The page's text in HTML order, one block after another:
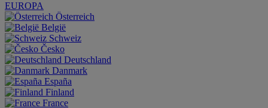
EUROPA
Österreich
België
Schweiz
Česko
Deutschland
Danmark
España
Finland
France